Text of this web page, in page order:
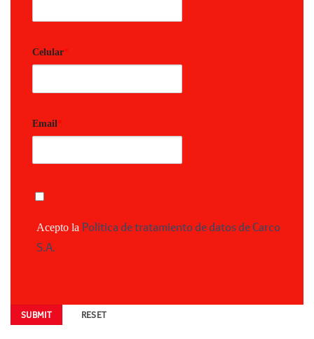
Celular*
Email*
Acepto la Política de tratamiento de datos de Carco
S.A.